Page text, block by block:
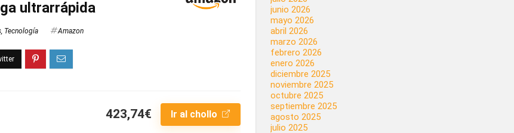
ultrarrápida
, Tecnología Amazon
423,74€ Ir al chollo
junio 2026
mayo 2026
abril 2026
marzo 2026
febrero 2026
enero 2026
diciembre 2025
noviembre 2025
octubre 2025
septiembre 2025
agosto 2025
julio 2025